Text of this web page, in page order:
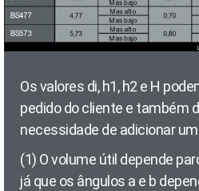
Os valores di, h1, h2 e H
pedido do cliente e também
necessidade de adicionar
(1) O volume útil depende
já que os ângulos a e b